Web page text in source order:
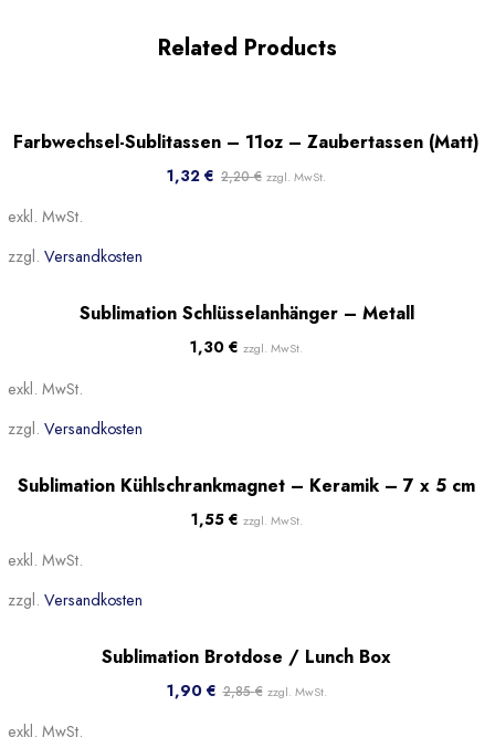
Related Products
-40%
Beliebt
Farbwechsel-Sublitassen – 11oz – Zaubertassen (Matt)
1,32 € 2,20€ zzgl. MwSt.
exkl. MwSt.
zzgl. Versandkosten
Sublimation Schlüsselanhänger – Metall
1,30 € zzgl. MwSt.
exkl. MwSt.
zzgl. Versandkosten
Beliebt
Sublimation Kühlschrankmagnet – Keramik – 7 x 5 cm
1,55 € zzgl. MwSt.
exkl. MwSt.
zzgl. Versandkosten
Sublimation Brotdose / Lunch Box
1,90 € 2,85€ zzgl. MwSt.
exkl. MwSt.